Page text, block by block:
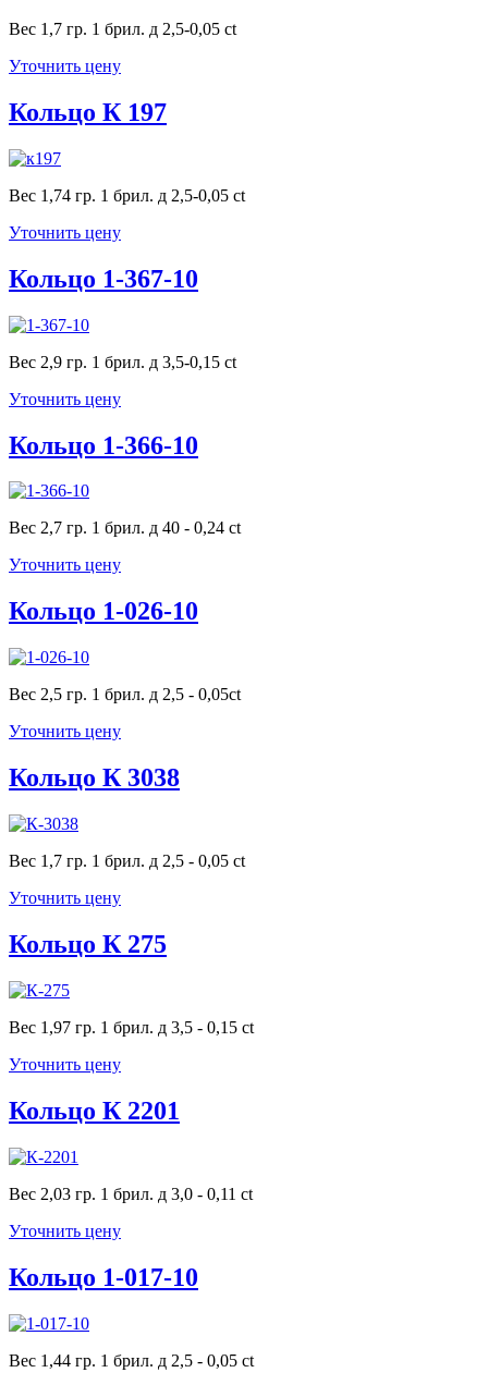
Вес 1,7 гр. 1 брил. д 2,5-0,05 ct
Уточнить цену
Кольцо К 197
Вес 1,74 гр. 1 брил. д 2,5-0,05 ct
Уточнить цену
Кольцо 1-367-10
Вес 2,9 гр. 1 брил. д 3,5-0,15 ct
Уточнить цену
Кольцо 1-366-10
Вес 2,7 гр. 1 брил. д 40 - 0,24 ct
Уточнить цену
Кольцо 1-026-10
Вес 2,5 гр. 1 брил. д 2,5 - 0,05ct
Уточнить цену
Кольцо К 3038
Вес 1,7 гр. 1 брил. д 2,5 - 0,05 ct
Уточнить цену
Кольцо К 275
Вес 1,97 гр. 1 брил. д 3,5 - 0,15 ct
Уточнить цену
Кольцо К 2201
Вес 2,03 гр. 1 брил. д 3,0 - 0,11 ct
Уточнить цену
Кольцо 1-017-10
Вес 1,44 гр. 1 брил. д 2,5 - 0,05 ct